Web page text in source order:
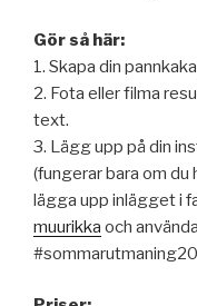
Gör så här:
1. Skapa din
2. Fota eller filma
text.
3. Lägg upp på din
(fungerar bara om du
lägga upp inlägget i
muurikka och